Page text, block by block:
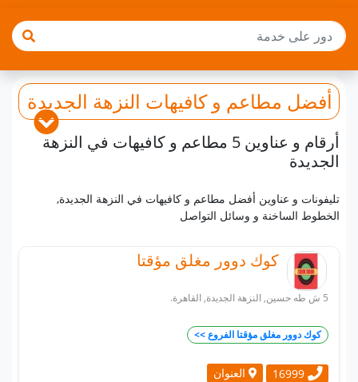
أفضل مطاعم و كافيهات النزهة الجديدة
أرقام و عناوين 5 مطاعم و كافيهات في النزهة
الجديدة
تليفونات و عناوين أفضل مطاعم و كافيهات في النزهة الجديدة,
الخطوط الساخنة و وسائل التواصل
كوك دوور مغلق مؤقتا
5 ش طه حسين, النزهة الجديدة, القاهرة.
كوك دوور مغلق مؤقتا الفروع >>
16999 العنوان